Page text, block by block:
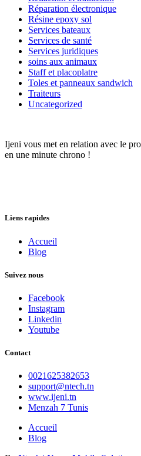
Réparation électronique
Résine epoxy sol
Services bateaux
Services de santé
Services juridiques
soins aux animaux
Staff et placoplatre
Toles et panneaux sandwich
Traiteurs
Uncategorized
Ijeni vous met en relation avec le
en une minute chrono !
Liens rapides
Accueil
Blog
Suivez nous
Facebook
Instagram
Linkedin
Youtube
Contact
0021625382653
support@ntech.tn
www.ijeni.tn
Menzah 7 Tunis
Accueil
Blog